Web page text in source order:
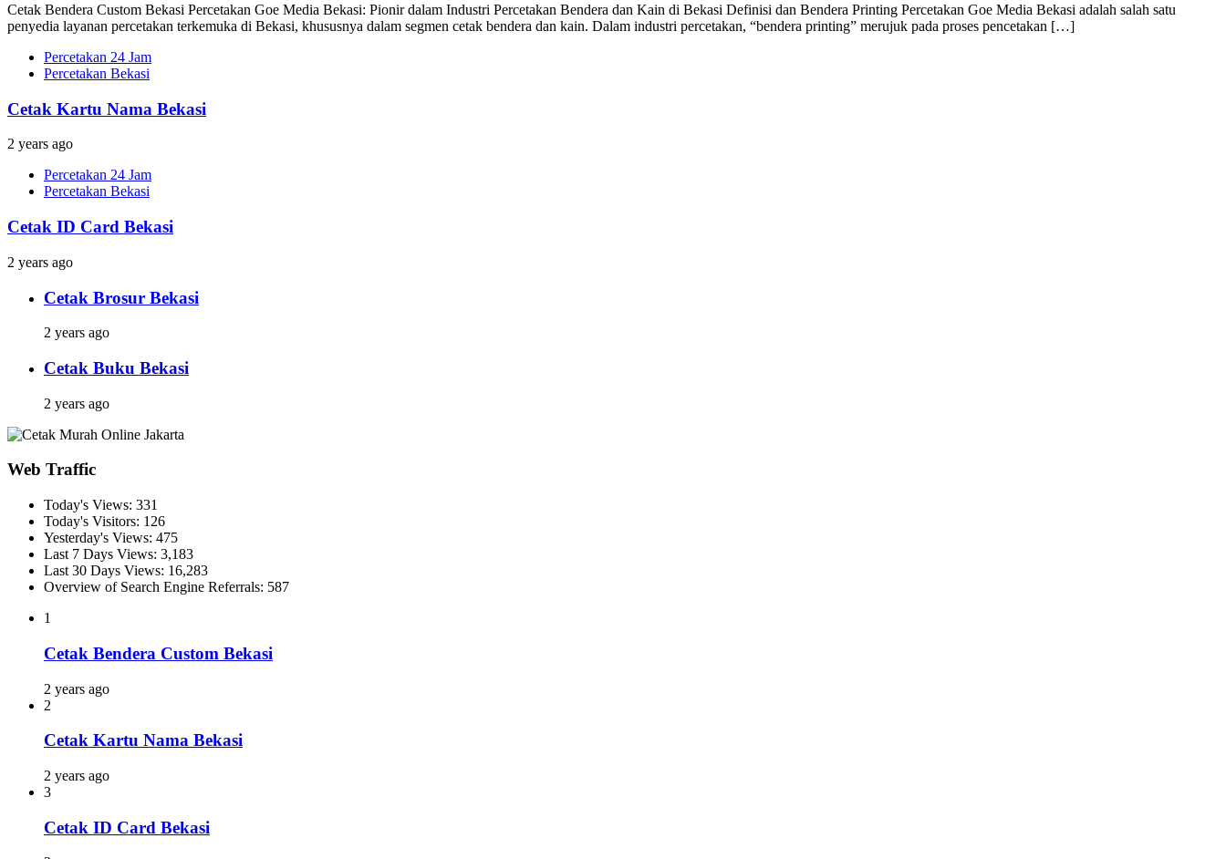
Cetak Bendera Custom Bekasi Percetakan Goe Media Bekasi: Pionir dalam Industri Percetakan Bendera dan Kain di Bekasi Definisi dan Bendera Printing Percetakan Goe Media Bekasi adalah salah satu
penyedia layanan percetakan terkemuka di Bekasi, khususnya dalam segmen cetak bendera dan kain. Dalam industri percetakan, “bendera printing” merujuk pada proses pencetakan […]
Percetakan 24 Jam
Percetakan Bekasi
Cetak Kartu Nama Bekasi
2 years ago
Percetakan 24 Jam
Percetakan Bekasi
Cetak ID Card Bekasi
2 years ago
Cetak Brosur Bekasi
2 years ago
Cetak Buku Bekasi
2 years ago
Web Traffic
Today's Views: 331
Today's Visitors: 126
Yesterday's Views: 475
Last 7 Days Views: 3,183
Last 30 Days Views: 16,283
Overview of Search Engine Referrals: 587
1
Cetak Bendera Custom Bekasi
2 years ago
2
Cetak Kartu Nama Bekasi
2 years ago
3
Cetak ID Card Bekasi